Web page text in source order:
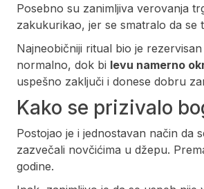
Posebno su zanimljiva verovanja
zakukurikao, jer se smatralo da se
Najneobičniji ritual bio je
normalno, dok bi levu namerno
uspešno zaključi i donese dobru
Kako se prizivalo
Postojao je i jednostavan način
zazvečali novčićima u džepu.
godine.